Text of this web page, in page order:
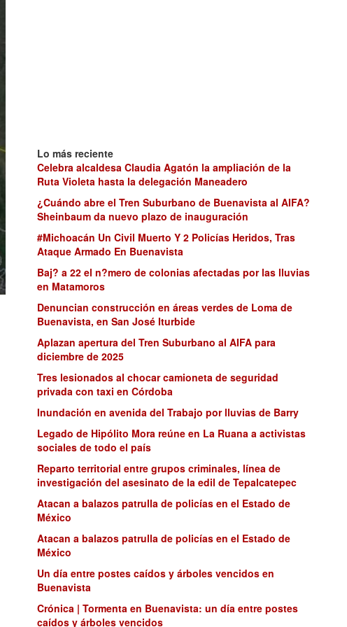
Lo más reciente
Celebra alcaldesa Claudia Agatón la ampliación de la
Ruta Violeta hasta la delegación Maneadero
¿Cuándo abre el Tren Suburbano de Buenavista al AIFA?
Sheinbaum da nuevo plazo de inauguración
#Michoacán Un Civil Muerto Y 2 Policías Heridos, Tras
Ataque Armado En Buenavista
Baj? a 22 el n?mero de colonias afectadas por las lluvias
en Matamoros
Denuncian construcción en áreas verdes de Loma de
Buenavista, en San José Iturbide
Aplazan apertura del Tren Suburbano al AIFA para
diciembre de 2025
Tres lesionados al chocar camioneta de seguridad
privada con taxi en Córdoba
Inundación en avenida del Trabajo por lluvias de Barry
Legado de Hipólito Mora reúne en La Ruana a activistas
sociales de todo el país
Reparto territorial entre grupos criminales, línea de
investigación del asesinato de la edil de Tepalcatepec
Atacan a balazos patrulla de policías en el Estado de
México
Atacan a balazos patrulla de policías en el Estado de
México
Un día entre postes caídos y árboles vencidos en
Buenavista
Crónica | Tormenta en Buenavista: un día entre postes
caídos y árboles vencidos